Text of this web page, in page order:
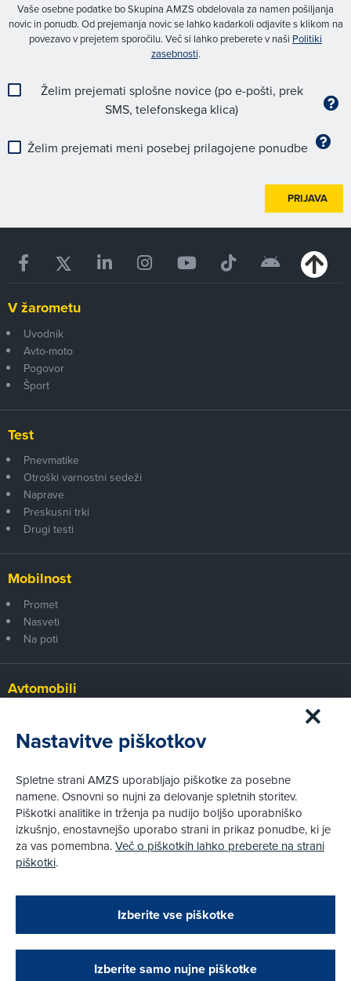
Zapri
Podarjamo vam 10 €!
Obstoječi in novi AMZS člani, ki boste v AMZS
opravili registracijo vozila, boste prejeli
vrednostno darilno kartico z dobroimetjem v višini
Vaše osebne podatke bo Skupina AMZS obdelovala za namen pošiljanja
novic in ponudb. Od prejemanja novic se lahko kadarkoli odjavite s klikom na
povezavo v prejetem sporočilu. Več si lahko preberete v naši Politiki
zasebnosti.
Želim prejemati splošne novice (po e-pošti, prek
SMS, telefonskega klica)
Želim prejemati meni posebej prilagojene ponudbe
PRIJAVA
V žarometu
Uvodnik
Avto-moto
Pogovor
Šport
Test
Pnevmatike
Otroški varnostni sedeži
Naprave
Preskusni trki
Drugi testi
Mobilnost
Promet
Nasveti
Na poti
Avtomobili
Prvi pogled
Za volanom
Tehnika
Pravni vidiki
Piškotki
Pravno obvestilo
Pri spletni včlanitvi so podprta naslednja plačilna sredstva:
Nastavitve piškotkov
Spletne strani AMZS uporabljajo piškotke za posebne
namene. Osnovni so nujni za delovanje spletnih storitev.
Piškotki analitike in trženja pa nudijo boljšo uporabniško
izkušnjo, enostavnejšo uporabo strani in prikaz ponudbe, ki je
za vas pomembna.Več o piškotkih lahko preberete na strani
piškotki.
Izberite vse piškotke
Izberite samo nujne piškotke